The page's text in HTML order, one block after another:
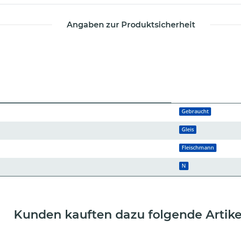
Angaben zur Produktsicherheit
Gebraucht
Gleis
Fleischmann
N
Kunden kauften dazu folgende